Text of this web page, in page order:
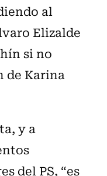
al
Elizalde
si no
de Karina
y a
del PS, “es